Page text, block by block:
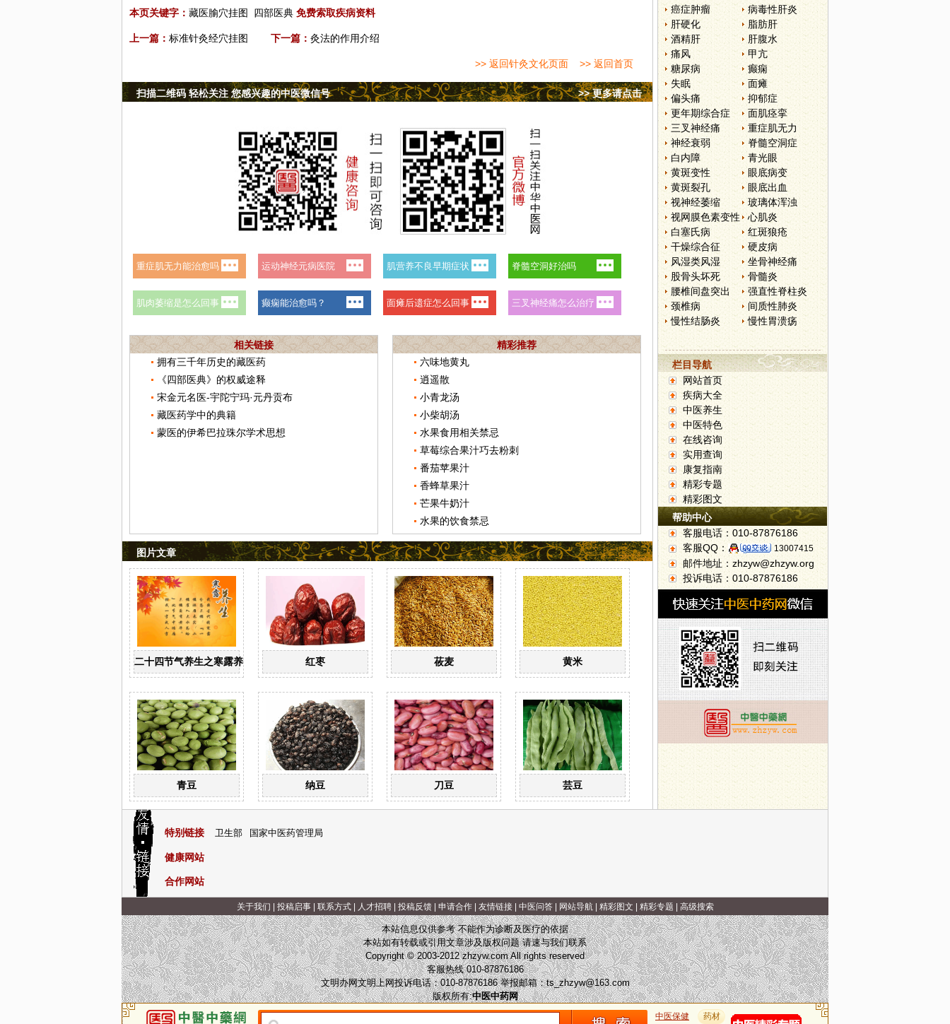
本页关键字： 藏医腧穴挂图 四部医典 免费索取疾病资料
上一篇： 标准针灸经穴挂图 下一篇： 灸法的作用介绍
>> 返回针灸文化页面 >> 返回首页
>> 更多请点击
扫描二维码 轻松关注 您感兴趣的中医微信号
相关链接
拥有三千年历史的藏医药
《四部医典》的权威途释
宋金元名医-宇陀宁玛·元丹贡布
藏医药学中的典籍
蒙医的伊希巴拉珠尔学术思想
精彩推荐
六味地黄丸
逍遥散
小青龙汤
小柴胡汤
水果食用相关禁忌
草莓综合果汁巧去粉刺
番茄苹果汁
香蜂草果汁
芒果牛奶汁
水果的饮食禁忌
图片文章
二十四节气养生之寒露养生 红枣 莜麦 黄米
青豆 纳豆 刀豆 芸豆
癌症肿瘤
病毒性肝炎
肝硬化
脂肪肝
酒精肝
肝腹水
痛风
甲亢
糖尿病
癫痫
失眠
面瘫
偏头痛
抑郁症
更年期综合症
面肌痉挛
三叉神经痛
重症肌无力
神经衰弱
脊髓空洞症
白内障
青光眼
黄斑变性
眼底病变
黄斑裂孔
眼底出血
视神经萎缩
玻璃体浑浊
视网膜色素变性
心肌炎
白塞氏病
红斑狼疮
干燥综合征
硬皮病
风湿类风湿
坐骨神经痛
股骨头坏死
骨髓炎
腰椎间盘突出
强直性脊柱炎
颈椎病
间质性肺炎
慢性结肠炎
慢性胃溃疡
栏目导航
网站首页
疾病大全
中医养生
中医特色
在线咨询
实用查询
康复指南
精彩专题
精彩图文
帮助中心
客服电话：010-87876186
客服QQ：
13007415
邮件地址：zhzyw@zhzyw.org
投诉电话：010-87876186
特别链接 卫生部 国家中医药管理局
健康网站
合作网站
关于我们 投稿启事| 联系方式| 人才招聘| 投稿反馈| 申请合作| 友情链接| 中医问答| 网站导航| 精彩图文 精彩专题 高级搜索
本站信息仅供参考 不能作为诊断及医疗的依据
本站如有转载或引用文章涉及版权问题 请速与我们联系
Copyright © 2003-2012 zhzyw.com All rights reserved
客服热线 010-87876186
文明办网文明上网投诉电话：010-87876186 举报邮箱：ts_zhzyw@163.com
版权所有:中医中药网
中医保健 药材